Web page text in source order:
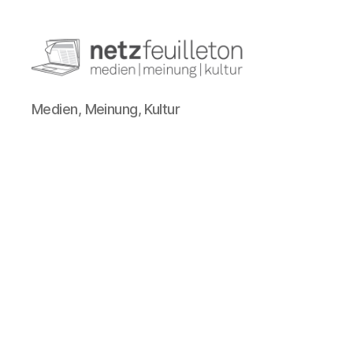
netzfeuilleton.de
Medien, Meinung, Kultur